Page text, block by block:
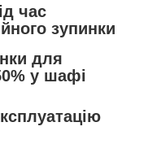
час
зупинки
для
у шафі